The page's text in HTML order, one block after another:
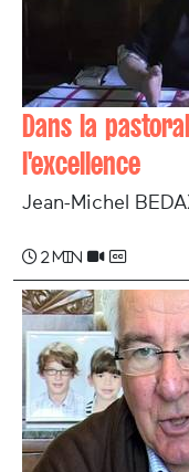
Dans la
l'excellence
Jean-Michel
2 min